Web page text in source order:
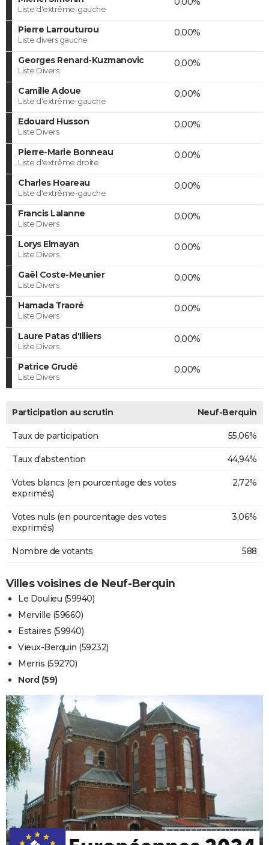
Liste d'extrême-gauche
Pierre Larrouturou
Liste divers gauche
0,00%
Georges Renard-Kuzmanovic
Liste Divers
0,00%
Camille Adoue
Liste d'extrême-gauche
0,00%
Edouard Husson
Liste Divers
0,00%
Pierre-Marie Bonneau
Liste d'extrême droite
0,00%
Charles Hoareau
Liste d'extrême-gauche
0,00%
Francis Lalanne
Liste Divers
0,00%
Lorys Elmayan
Liste Divers
0,00%
Gaël Coste-Meunier
Liste Divers
0,00%
Hamada Traoré
Liste Divers
0,00%
Laure Patas d'Illiers
Liste Divers
0,00%
Patrice Grudé
Liste Divers
0,00%
Participation au scrutin Neuf-Berquin
Taux de participation 55,06%
Taux d'abstention 44,94%
Votes blancs (en pourcentage des votes
exprimés)
2,72%
Votes nuls (en pourcentage des votes
exprimés)
3,06%
Nombre de votants 588
Villes voisines de Neuf-Berquin
Le Doulieu (59940)
Merville (59660)
Estaires (59940)
Vieux-Berquin (59232)
Merris (59270)
Nord (59)